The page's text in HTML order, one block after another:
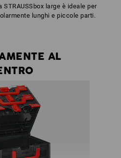
large è ideale per
lunghi e piccole parti.
AL